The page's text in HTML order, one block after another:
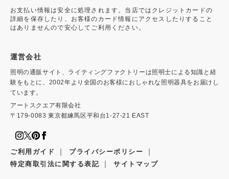
お支払い情報は安全に処理されます。当店ではクレジットカードの
詳細を保存したり、お客様のカード情報にアクセスしたりすること
はありませんので安心してご利用ください。
運営会社
照明の通販サイト、ライティングファクトリーは照明士による知識と経
験をもとに、2002年より全国のお客様におしゃれな照明器具をお届けし
ています。
アートスクエア有限会社
〒179-0083 東京都練馬区平和台1-27-21 EAST
ご利用ガイド ｜ プライバシーポリシー ｜
特定商取引法に関する表記 ｜ サイトマップ